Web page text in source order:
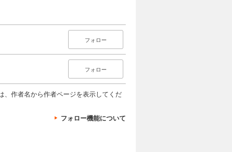
フォロー
フォロー
、作者名から作者ページを表示してくだ
フォロー機能について